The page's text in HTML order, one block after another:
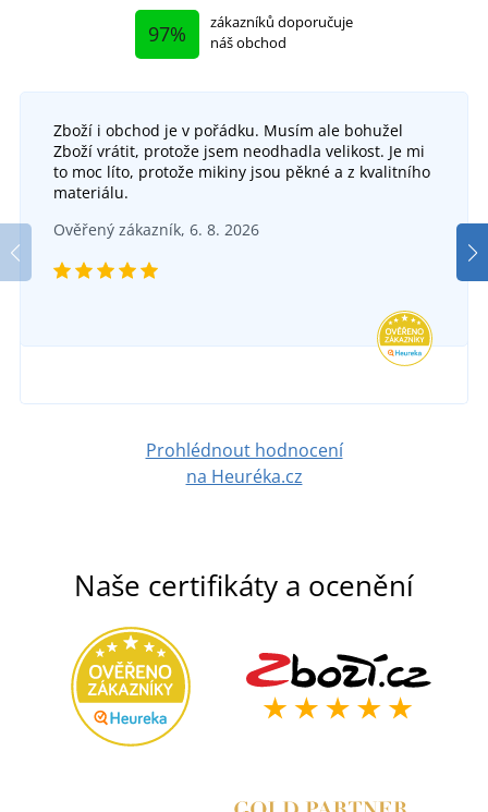
97%
zákazníků doporučuje
náš obchod
Zboží i obchod je v pořádku. Musím ale bohužel
Zboží vrátit, protože jsem neodhadla velikost. Je mi
to moc líto, protože mikiny jsou pěkné a z kvalitního
materiálu.
Ověřený zákazník, 6. 8. 2026
Prohlédnout hodnocení
na Heuréka.cz
Naše certifikáty a ocenění